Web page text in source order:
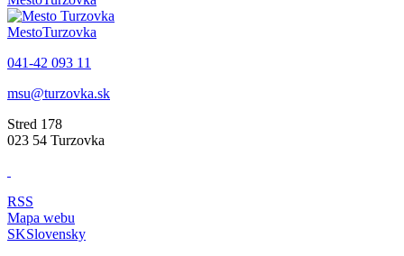
MestoTurzovka
041-42 093 11
msu@turzovka.sk
Stred 178
023 54 Turzovka
RSS
Mapa webu
SKSlovensky